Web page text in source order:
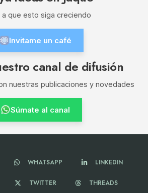
a que esto siga creciendo
Invitame un café
canal de difusión
nuestras publicaciones y novedades
Súmate al canal
WHATSAPP LINKEDIN
TWITTER THREADS